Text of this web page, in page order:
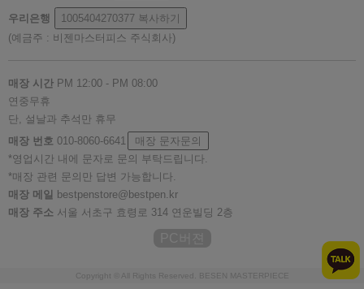
우리은행 1005404270377 복사하기
(예금주 : 비젠마스터피스 주식회사)
매장 시간 PM 12:00 - PM 08:00
연중무휴
단, 설날과 추석만 휴무
매장 번호 010-8060-6641
매장 문자문의
*영업시간 내에 문자로 문의 부탁드립니다.
*매장 관련 문의만 답변 가능합니다.
매장 메일 bestpenstore@bestpen.kr
매장 주소 서울 서초구 효령로 314 연운빌딩 2층
Copyright © All Rights Reserved. BESEN MASTERPIECE